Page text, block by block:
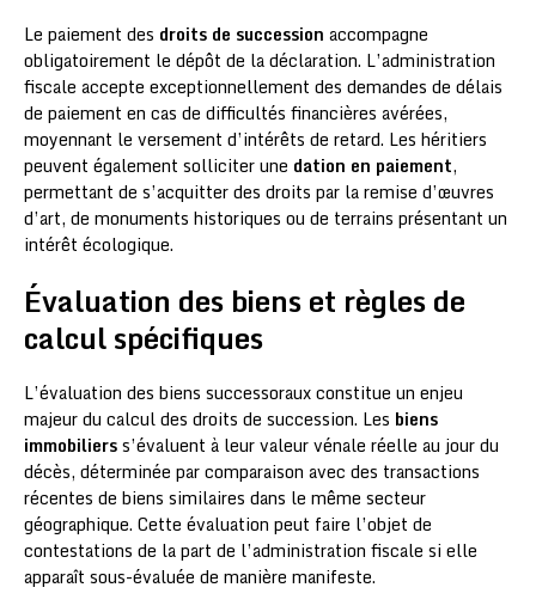
Le paiement des droits de succession accompagne
obligatoirement le dépôt de la déclaration. L’administration
fiscale accepte exceptionnellement des demandes de délais
de paiement en cas de difficultés financières avérées,
moyennant le versement d’intérêts de retard. Les héritiers
peuvent également solliciter une dation en paiement,
permettant de s’acquitter des droits par la remise d’œuvres
d’art, de monuments historiques ou de terrains présentant un
intérêt écologique.
Évaluation des biens et règles de
calcul spécifiques
L’évaluation des biens successoraux constitue un enjeu
majeur du calcul des droits de succession. Les biens
immobilierss’évaluent à leur valeur vénale réelle au jour du
décès, déterminée par comparaison avec des transactions
récentes de biens similaires dans le même secteur
géographique. Cette évaluation peut faire l’objet de
contestations de la part de l’administration fiscale si elle
apparaît sous-évaluée de manière manifeste.